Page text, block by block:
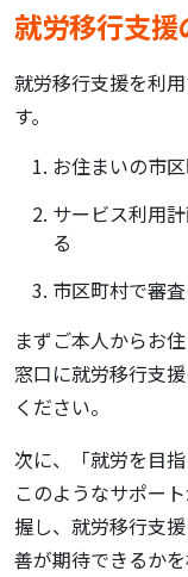
就労移行支
就労移行支援を利
す。
お住まいの市
サービス利用
る
市区町村で審
まずご本人からお
窓口に就労移行支
ください。
次に、「就労を目
このようなサポー
握し、就労移行支
善が期待できるか